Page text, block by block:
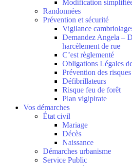
Modification
Randonnées
Prévention et sécurité
Vigilance
Demandez Angela –
harcèlement de rue
C’est règlementé
Obligations Légales
Prévention des risques
Défibrillateurs
Risque feu de forêt
Plan vigipirate
Vos démarches
État civil
Mariage
Décès
Naissance
Démarches urbanisme
Service Public